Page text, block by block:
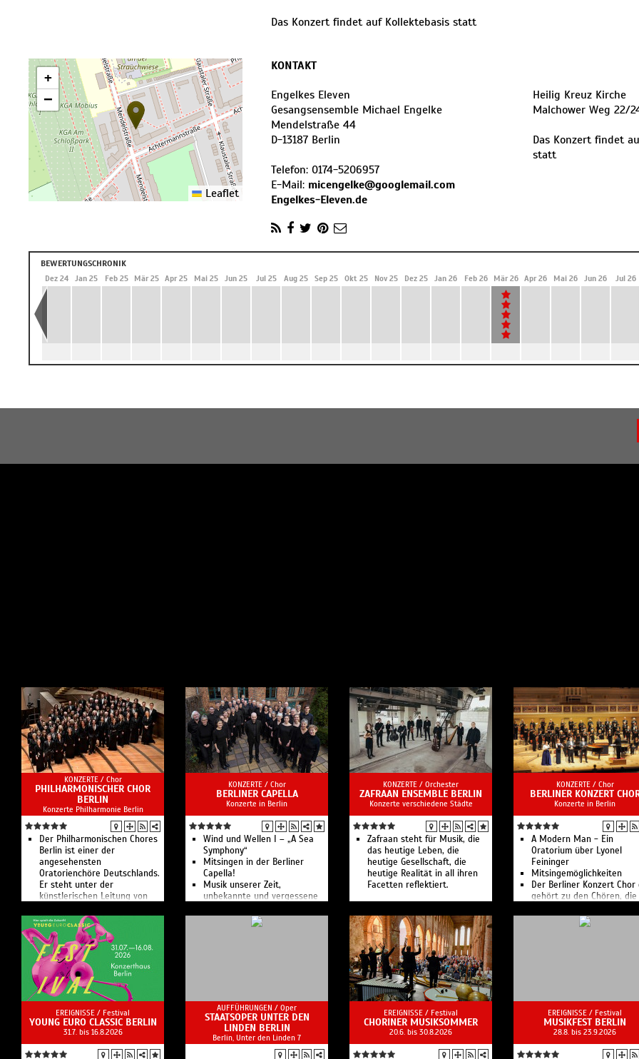
Das Konzert findet auf Kollektebasis statt
+
−
Leaflet
KONTAKT
Engelkes Eleven
Gesangsensemble Michael Engelke
Mendelstraße 44
D-13187 Berlin
Telefon: 0174-5206957
E-Mail: micengelke@googlemail.com
Engelkes-Eleven.de
Heilig Kreuz Kirche
Malchower Weg 22/
Das Konzert findet
statt
BEWERTUNGSCHRONIK
Dez 24 Jan 25 Feb 25 Mär 25 Apr 25 Mai 25 Jun 25 Jul 25 Aug 25 Sep 25 Okt 25 Nov 25 Dez 25 Jan 26 Feb 26 Mär 26 Apr 26 Mai 26 Jun 26 Jul 26
KONZERTE / Chor
PHILHARMONISCHER CHOR
BERLIN
Konzerte Philharmonie Berlin
Der Philharmonischen Chores
Berlin ist einer der
angesehensten
Oratorienchöre Deutschlands.
Er steht unter der
künstlerischen Leitung von
KONZERTE / Chor
BERLINER CAPELLA
Konzerte in Berlin
Wind und Wellen I – „A Sea
Symphony“
Mitsingen in der Berliner
Capella!
Musik unserer Zeit,
unbekannte und vergessene
Werke von Komponistinnen
sind Schwerpunkte im
KONZERTE / Orchester
ZAFRAAN ENSEMBLE BERLIN
Konzerte verschiedene Städte
Zafraan steht für Musik, die
das heutige Leben, die
heutige Gesellschaft, die
heutige Realität in all ihren
Facetten reflektiert.
KONZERTE / Chor
BERLINER KONZERT
Konzerte in Berlin
A Modern Man - Ein
Oratorium über Lyonel
Feininger
Mitsingemöglichkeiten
Der Berliner Konzert Chor
gehört zu den Chören, die
in den großen
der Kulturmetropole Berlin
EREIGNISSE / Festival
YOUNG EURO CLASSIC BERLIN
31.7. bis 16.8.2026
AUFFÜHRUNGEN / Oper
STAATSOPER UNTER DEN
LINDEN BERLIN
Berlin, Unter den Linden 7
EREIGNISSE / Festival
CHORINER MUSIKSOMMER
20.6. bis 30.8.2026
EREIGNISSE / Festival
MUSIKFEST BERLIN
28.8. bis 23.9.2026